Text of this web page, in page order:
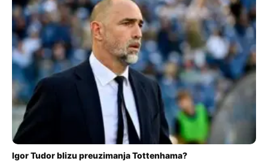
Igor Tudor blizu preuzimanja Tottenhama?